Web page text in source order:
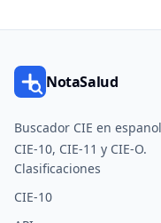
NotaSalud
Buscador CIE en
CIE-10, CIE-11 y CIE-O.
Clasificaciones
CIE-10